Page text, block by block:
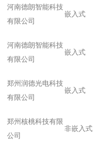
河南德朗智能科技
有限公司
嵌入式
河南德朗智能科技
有限公司
嵌入式
郑州润德光电科技
有限公司
嵌入式
郑州核桃科技有限
公司
非嵌入式